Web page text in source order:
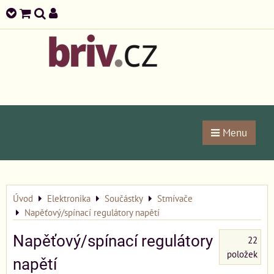
Menu
Úvod Elektronika Součástky
Stmívače
Napěťový/spínací regulátory napětí
Napěťový/spínací regulátory
napětí
22
položek